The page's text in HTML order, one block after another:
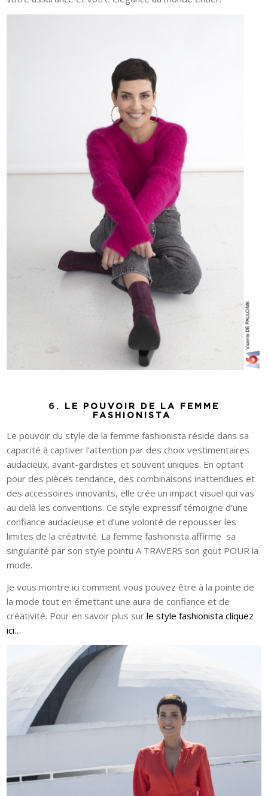
6.
LE POUVOIR DE LA FEMME
FASHIONISTA
Le pouvoir du style de la femme fashionista réside dans sa
capacité à captiver l’attention par des choix vestimentaires
audacieux, avant-gardistes et souvent uniques. En optant
pour des pièces tendance, des combinaisons inattendues et
des accessoires innovants, elle crée un impact visuel qui vas
au delà les conventions. Ce style expressif témoigne d’une
confiance audacieuse et d’une volonté de repousser les
limites de la créativité. La femme fashionista affirme sa
singularité par son style pointu A TRAVERS son gout POUR la
mode.
Je vous montre ici comment vous pouvez être à la pointe de
la mode tout en émettant une aura de confiance et de
créativité. Pour en savoir plus surle style fashionista cliquez
ici…